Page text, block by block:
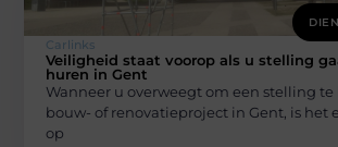
Carlinks
Veiligheid staat voorop als u stelling
huren in Gent
Wanneer u overweegt om een stelling
bouw- of renovatieproject in Gent, is het
op